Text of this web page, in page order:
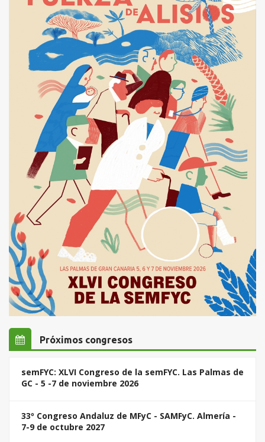
Próximos congresos
semFYC: XLVI Congreso de la semFYC. Las Palmas de
GC - 5 -7 de noviembre 2026
33º Congreso Andaluz de MFyC - SAMFyC. Almería -
7-9 de octubre 2027